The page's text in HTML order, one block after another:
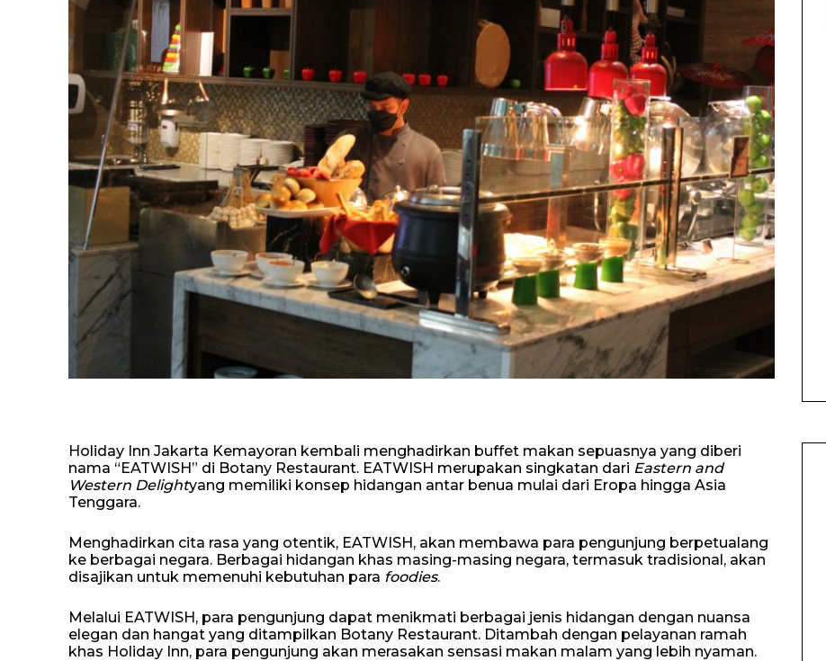
Holiday Inn Jakarta Kemayoran kembali menghadirkan buffet makan sepuasnya yang diberi
nama “EATWISH” di Botany Restaurant. EATWISH merupakan singkatan dari Eastern and
Western Delightyang memiliki konsep hidangan antar benua mulai dari Eropa hingga Asia
Tenggara.
Menghadirkan cita rasa yang otentik, EATWISH, akan membawa para pengunjung berpetualang
ke berbagai negara. Berbagai hidangan khas masing-masing negara, termasuk tradisional, akan
disajikan untuk memenuhi kebutuhan para foodies.
Melalui EATWISH, para pengunjung dapat menikmati berbagai jenis hidangan dengan nuansa
elegan dan hangat yang ditampilkan Botany Restaurant. Ditambah dengan pelayanan ramah
khas Holiday Inn, para pengunjung akan merasakan sensasi makan malam yang lebih nyaman.